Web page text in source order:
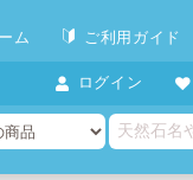
ム ご利用ガイド
ログイン